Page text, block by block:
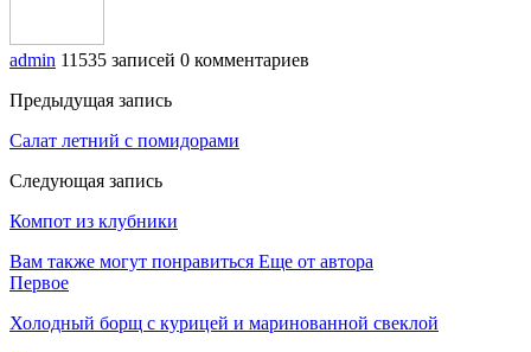
admin 11535 записей 0 комментариев
Предыдущая запись
Салат летний с помидорами
Следующая запись
Компот из клубники
Вам также могут понравиться Еще от автора
Первое
Холодный борщ с курицей и маринованной свеклой